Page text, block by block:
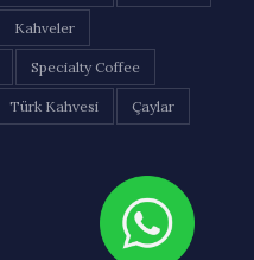
Kahveler
Specialty Coffee
Türk Kahvesi Çaylar